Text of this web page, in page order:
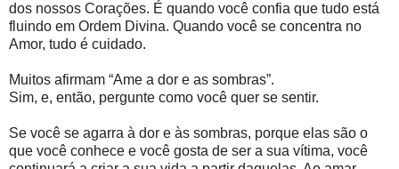
dos nossos Corações. É quando você confia que tudo está
fluindo em Ordem Divina. Quando você se concentra no
Amor, tudo é cuidado.
Muitos afirmam “Ame a dor e as sombras”.
Sim, e, então, pergunte como você quer se sentir.
Se você se agarra à dor e às sombras, porque elas são o
que você conhece e você gosta de ser a sua vítima, você